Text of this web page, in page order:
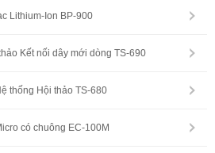
Lithium-Ion BP-900
Kết nối dây mới dòng TS-690
thống Hội thảo TS-680
có chuông EC-100M